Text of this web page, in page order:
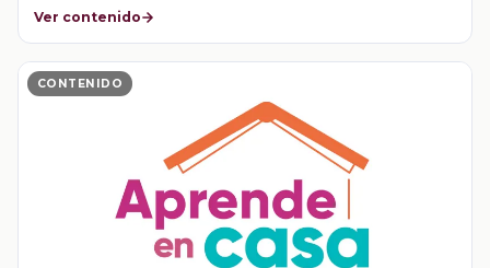
Ver contenido
CONTENIDO